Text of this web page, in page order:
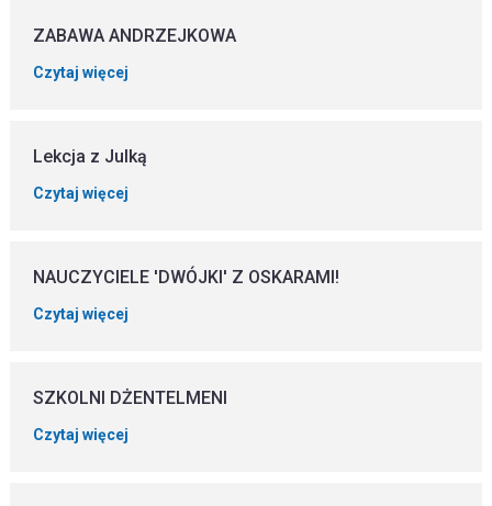
ZABAWA ANDRZEJKOWA
Czytaj więcej
Lekcja z Julką
Czytaj więcej
NAUCZYCIELE 'DWÓJKI' Z OSKARAMI!
Czytaj więcej
SZKOLNI DŻENTELMENI
Czytaj więcej